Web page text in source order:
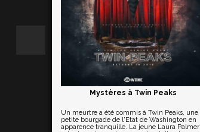
Mystères à Twin Peaks
Un meurtre a été commis à Twin Peaks, une
petite bourgade de l'Etat de Washington en
apparence tranquille. La jeune Laura Palmer